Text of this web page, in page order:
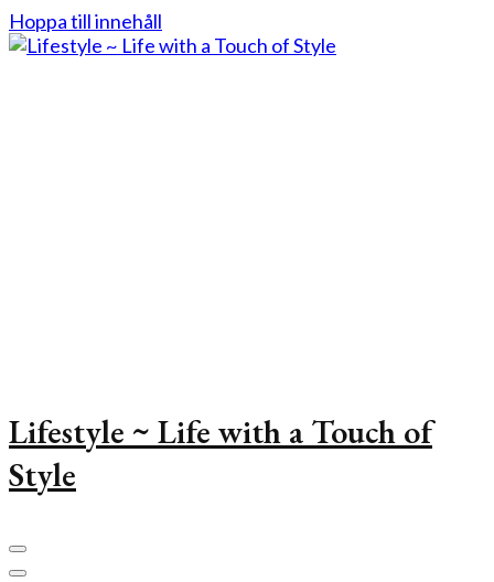
Hoppa till innehåll
Lifestyle ~ Life with a Touch of
Style